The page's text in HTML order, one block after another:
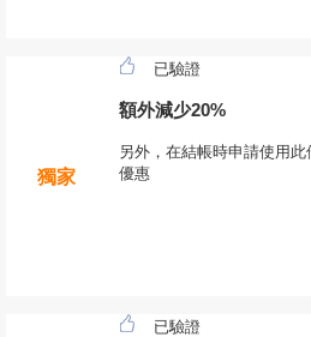
獨家
已驗證
額外減少20%
另外，在結帳時申請使用
優惠
已驗證